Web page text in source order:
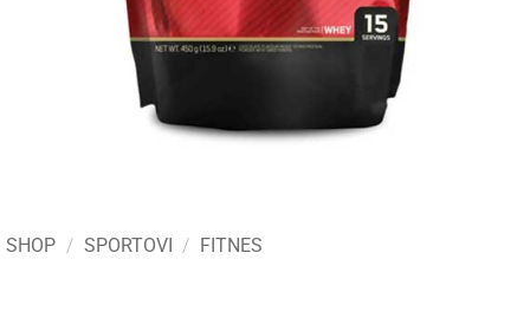
SHOP / SPORTOVI / FITNES